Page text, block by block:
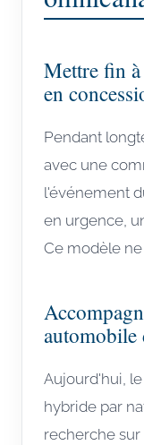
Mettre fin
en
Pendant
avec une
l'événement
en urgence,
Ce modèle
automobile
Aujourd'hui,
hybride par
recherche sur